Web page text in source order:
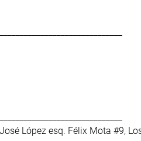
López esq. Félix Mota #9,